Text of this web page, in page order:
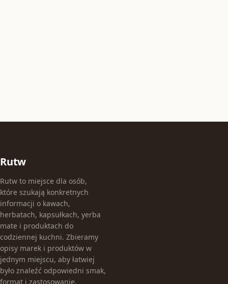
Rutw
Rutw to miejsce dla osób,
które szukają konkretnych
informacji o kawach,
herbatach, kapsułkach, yerba
mate i produktach do
codziennej kuchni. Zbieramy
opisy marek i produktów w
jednym miejscu, aby łatwiej
było znaleźć odpowiedni smak,
format i zastosowanie.